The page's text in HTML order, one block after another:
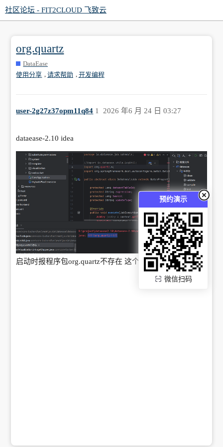
预约演示
微信扫码
社区论坛 - FIT2CLOUD 飞致云
org.quartz
DataEase
使用分享
请求帮助 开发编程
user-2g27z37opm11q84 2026 年6 月 24 日 03:27
1
dataease-2.10 idea
启动时报程序包org.quartz不存在 这个maven 仓库在哪